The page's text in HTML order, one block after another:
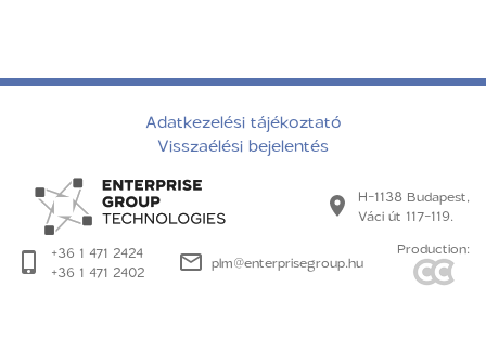
Adatkezelési tájékoztató
Visszaélési bejelentés
H-1138 Budapest,
Váci út 117-119.
+36 1 471 2424
+36 1 471 2402
plm@enterprisegroup.hu
Production: